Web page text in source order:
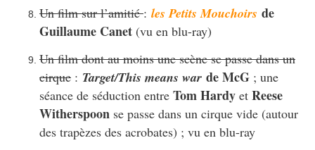
Un film sur l’amitié: les Petits Mouchoirs de
Guillaume Canet (vu en blu-ray)
Un film dont au moins une scène se passe dans un
cirque : Target/This means war de McG ; une
séance de séduction entre Tom Hardy et Reese
Witherspoon se passe dans un cirque vide (autour
des trapèzes des acrobates) ; vu en blu-ray